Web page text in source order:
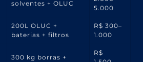
solventes + OLUC
5.000
200L OLUC +
baterias + filtros
R$ 300–
1.000
300 kg borras +
R$